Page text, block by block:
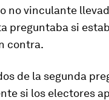
no vinculante
preguntaba si
contra.
de la segunda
si los electores